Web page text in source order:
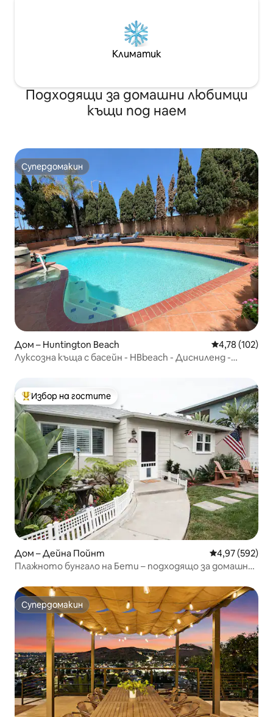
Климатик
Подходящи за домашни любимци
къщи под наем
Супердомакин
Супердомакин
Дом – Huntington Beach Средна
4,78 (102)
Луксозна къща с басейн - HBbeach - Дисниленд -
Най-популярен избор на гостите
Избор на гостите
Дом – Дейна Пойнт Средна
4,97 (592)
Плажното бунгало на Бети – подходящо за домашни
Супердомакин
Супердомакин